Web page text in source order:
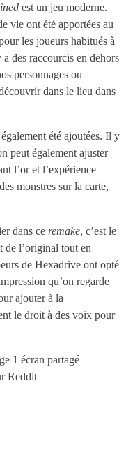
est un jeu moderne.
vie ont été apportées au
les joueurs habitués à
des raccourcis en dehors
personnages ou
dans le lieu dans
été ajoutées. Il y
peut également ajuster
l’or et l’expérience
monstres sur la carte,
dans ce remake, c’est le
de l’original tout en
de Hexadrive ont opté
qu’on regarde
ajouter à la
le droit à des voix pour
Reddit